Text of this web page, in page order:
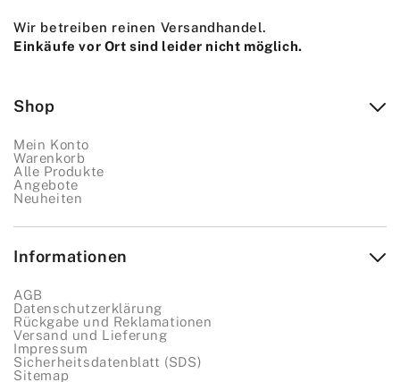
Wir betreiben reinen Versandhandel.
Einkäufe vor Ort sind leider nicht möglich.
Shop
Mein Konto
Warenkorb
Alle Produkte
Angebote
Neuheiten
Informationen
AGB
Datenschutzerklärung
Rückgabe und Reklamationen
Versand und Lieferung
Impressum
Sicherheitsdatenblatt (SDS)
Sitemap